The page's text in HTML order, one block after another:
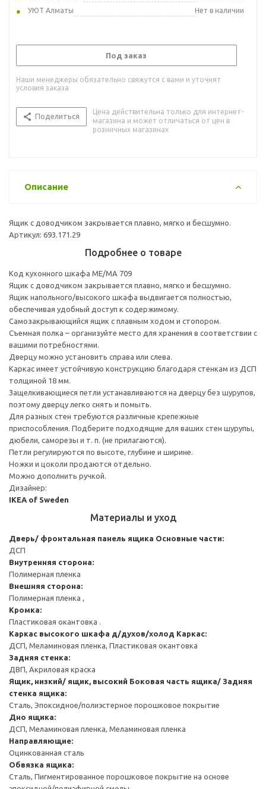
УЮТ Алматы
Нет в наличии
Под заказ
Наши менеджеры обязательно свяжутся с вами и уточнят
условия заказа
Поделиться
Цена действительна только для интернет-
магазина и может отличаться от цен в
розничных магазинах
Описание
Ящик с доводчиком закрывается плавно, мягко и бесшумно.
Артикул: 693.171.29
Подробнее о товаре
Код кухонного шкафа ME/MA 709
Ящик с доводчиком закрывается плавно, мягко и бесшумно.
Ящик напольного/высокого шкафа выдвигается полностью,
обеспечивая удобный доступ к содержимому.
Cамозакрывающийся ящик с плавным ходом и стопором.
Съемная полка – организуйте место для хранения в соответствии с
вашими потребностями.
Дверцу можно установить справа или слева.
Каркас имеет устойчивую конструкцию благодаря стенкам из ДСП
толщиной 18 мм.
Защелкивающиеся петли устанавливаются на дверцу без шурупов,
поэтому дверцу легко снять и помыть.
Для разных стен требуются различные крепежные
приспособления. Подберите подходящие для ваших стен шурупы,
дюбели, саморезы и т. п. (не прилагаются).
Петли регулируются по высоте, глубине и ширине.
Ножки и цоколи продаются отдельно.
Можно дополнить ручкой.
Дизайнер:
IKEA of Sweden
Материалы и уход
Дверь/ фронтальная панель ящика Основные части:
ДСП
Внутренняя сторона:
Полимерная пленка
Внешняя сторона:
Полимерная пленка ,
Кромка:
Пластиковая окантовка .
Каркас высокого шкафа д/духов/холод Каркас:
ДСП, Меламиновая пленка, Пластиковая окантовка
Задняя стенка:
ДВП, Акриловая краска
Ящик, низкий/ ящик, высокий Боковая часть ящика/ Задняя
стенка ящика:
Сталь, Эпоксидное/полиэстерное порошковое покрытие
Дно ящика:
ДСП, Меламиновая пленка, Меламиновая пленка
Направляющие:
Оцинкованная сталь
Обвязка ящика:
Сталь, Пигментированное порошковое покрытие на основе